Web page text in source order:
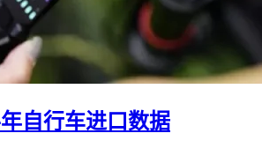
自行车进口数据